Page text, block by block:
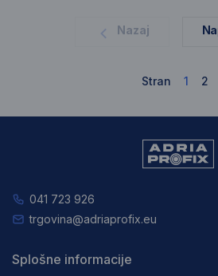
Nazaj
Stran 1 2
041 723 926
trgovina@adriaprofix.eu
Splošne informacije